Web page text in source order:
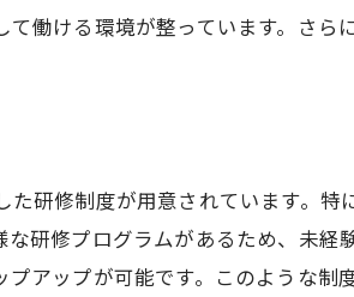
実践的な経験
けたスキル習得
！寮付き求人で新たなキャリアをス
職成功へのステップ
寮付きの魅力
働ける環境が整っています。さ
研修制度が用意されています。
研修プログラムがあるため、未経
アップが可能です。このような